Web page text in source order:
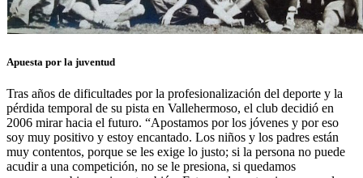
Apuesta por la juventud
Tras años de dificultades por la profesionalización del deporte y la
pérdida temporal de su pista en Vallehermoso, el club decidió en
2006 mirar hacia el futuro. “Apostamos por los jóvenes y por eso
soy muy positivo y estoy encantado. Los niños y los padres están
muy contentos, porque se les exige lo justo; si la persona no puede
acudir a una competición, no se le presiona, si quedamos